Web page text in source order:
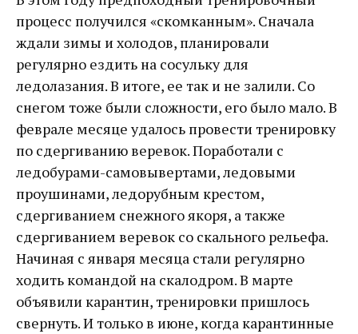
процесс получился «скомканным». Сначала
ждали зимы и холодов, планировали
регулярно ездить на сосульку для
ледолазания. В итоге, ее так и не залили. Со
снегом тоже были сложности, его было мало. В
феврале месяце удалось провести тренировку
по сдергиванию веревок. Поработали с
ледобурами-самовывертами, ледовыми
проушинами, ледорубным крестом,
сдергиванием снежного якоря, а также
сдергиванием веревок со скального рельефа.
Начиная с января месяца стали регулярно
ходить командой на скалодром. В марте
объявили карантин, тренировки пришлось
свернуть. И только в июне, когда карантинные